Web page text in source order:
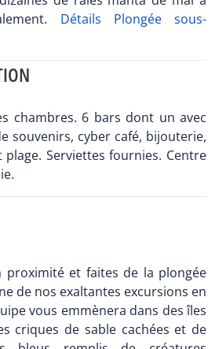
Détails Plongée sous-
chambres. 6 bars dont un avec
souvenirs, cyber café, bijouterie,
Serviettes fournies. Centre
proximité et faites de la plongée
de nos exaltantes excursions en
vous emmènera dans des îles
criques de sable cachées et de